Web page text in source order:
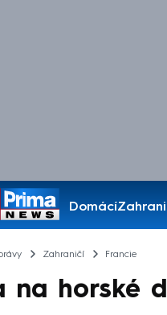
Domácí
Pořady
Zahraničí Francie
na horské